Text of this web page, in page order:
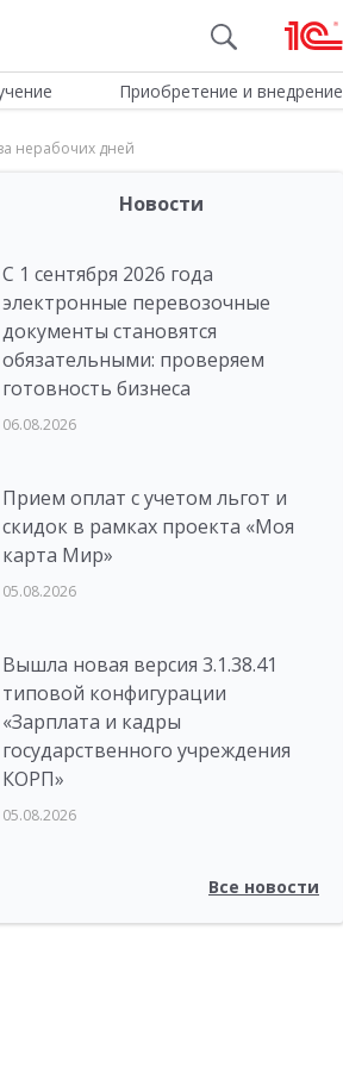
Приобретение и внедрение
нерабочих дней
Новости
С 1 сентября 2026 года
электронные перевозочные
документы становятся
обязательными: проверяем
готовность бизнеса
06.08.2026
Прием оплат с учетом льгот и
скидок в рамках проекта «Моя
карта Мир»
05.08.2026
Вышла новая версия 3.1.38.41
типовой конфигурации
«Зарплата и кадры
государственного учреждения
КОРП»
05.08.2026
Все новости